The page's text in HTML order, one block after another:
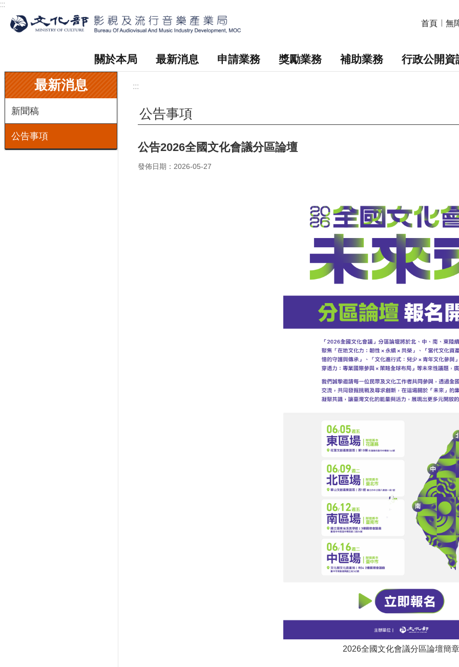
首頁 無
關於本局 最新消息 申請業務 獎勵業務 補助業務 行政公開資
:::
最新消息
新聞稿
公告事項
:::
公告事項
公告2026全國文化會議分區論壇
發佈日期：2026-05-27
2026全國文化會議分區論壇簡章